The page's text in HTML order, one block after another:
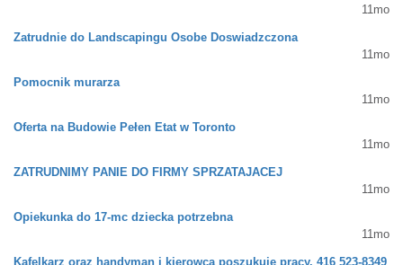
11mo
Zatrudnie do Landscapingu Osobe Doswiadzczona
11mo
Pomocnik murarza
11mo
Oferta na Budowie Pełen Etat w Toronto
11mo
ZATRUDNIMY PANIE DO FIRMY SPRZATAJACEJ
11mo
Opiekunka do 17-mc dziecka potrzebna
11mo
Kafelkarz oraz handyman i kierowca poszukuje pracy. 416 523-8349